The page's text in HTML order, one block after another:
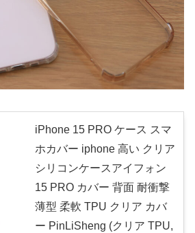
iPhone 15 PRO ケース スマ
ホカバー iphone 高い クリア
シリコンケースアイフォン
15 PRO カバー 背面 耐衝撃
薄型 柔軟 TPU クリア カバ
ー PinLiSheng (クリア TPU,